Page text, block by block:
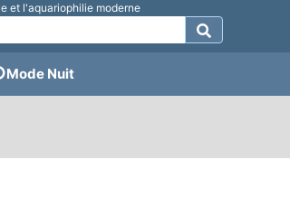
et l'aquariophilie moderne
Mode Nuit